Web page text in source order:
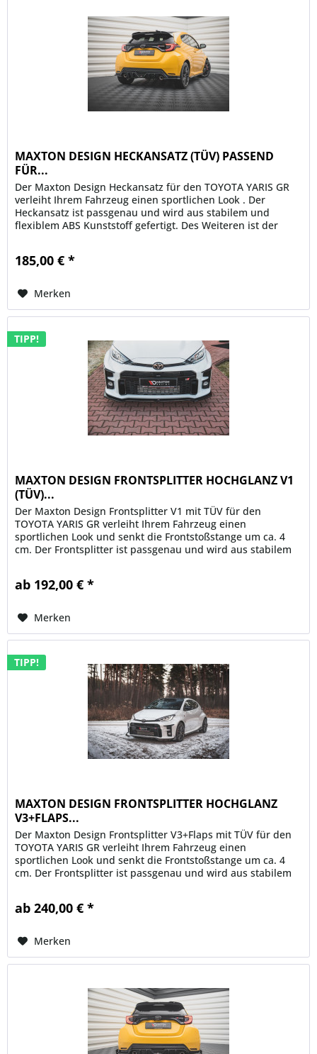
MAXTON DESIGN HECKANSATZ (TÜV) PASSEND
FÜR...
Der Maxton Design Heckansatz für den TOYOTA YARIS GR
verleiht Ihrem Fahrzeug einen sportlichen Look . Der
Heckansatz ist passgenau und wird aus stabilem und
flexiblem ABS Kunststoff gefertigt. Des Weiteren ist der
185,00 € *
Merken
TIPP!
MAXTON DESIGN FRONTSPLITTER HOCHGLANZ V1
(TÜV)...
Der Maxton Design Frontsplitter V1 mit TÜV für den
TOYOTA YARIS GR verleiht Ihrem Fahrzeug einen
sportlichen Look und senkt die Frontstoßstange um ca. 4
cm. Der Frontsplitter ist passgenau und wird aus stabilem
ab 192,00 € *
Merken
TIPP!
MAXTON DESIGN FRONTSPLITTER HOCHGLANZ
V3+FLAPS...
Der Maxton Design Frontsplitter V3+Flaps mit TÜV für den
TOYOTA YARIS GR verleiht Ihrem Fahrzeug einen
sportlichen Look und senkt die Frontstoßstange um ca. 4
cm. Der Frontsplitter ist passgenau und wird aus stabilem
ab 240,00 € *
Merken